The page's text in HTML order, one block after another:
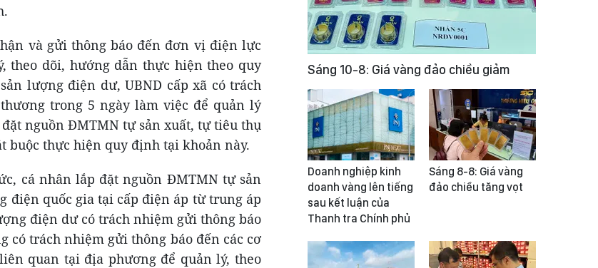
và gửi thông báo đến đơn vị điện lực
theo dõi, hướng dẫn thực hiện theo quy
lượng điện dư, UBND cấp xã có trách
trong 5 ngày làm việc để quản lý
nguồn ĐMTMN tự sản xuất, tự tiêu thụ
buộc thực hiện quy định tại khoản này.
cá nhân lắp đặt nguồn ĐMTMN tự sản
điện quốc gia tại cấp điện áp từ trung áp
điện dư có trách nhiệm gửi thông báo
có trách nhiệm gửi thông báo đến các cơ
quan tại địa phương để quản lý, theo
Sáng 10-8: Giá vàng đảo chiều giảm
Doanh nghiệp kinh
doanh vàng lên tiếng
sau kết luận của
Thanh tra Chính phủ
Sáng 8-8: Giá vàng
đảo chiều tăng vọt